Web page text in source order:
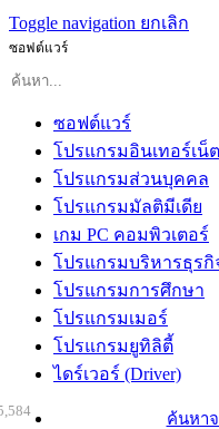
Toggle navigation ยกเลิก
ซอฟต์แวร์
ซอฟต์แวร์
โปรแกรมอินเทอร์เน็ต
โปรแกรมส่วนบุคคล
โปรแกรมมัลติมีเดีย
เกม PC คอมพิวเตอร์
โปรแกรมบริหารธุรกิ
โปรแกรมการศึกษา
โปรแกรมเมอร์
โปรแกรมยูทิลิตี้
ไดร์เวอร์ (Driver)
ค้นหา